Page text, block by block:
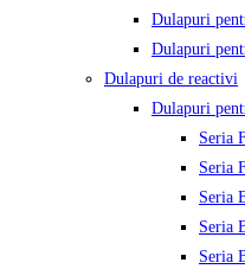
Dulapuri
Dulapuri
Dulapuri de reactivi
Dulapuri
Seria
Seria
Seria
Seria
Seria